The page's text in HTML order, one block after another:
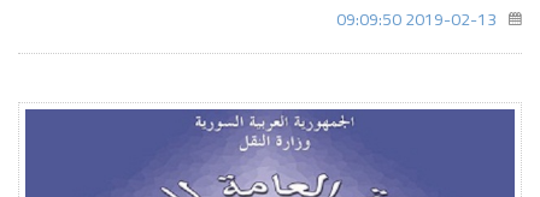
2019-02-13 09:09:50